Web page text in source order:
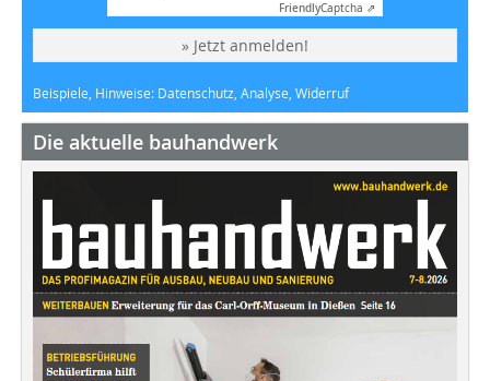
FriendlyCaptcha ⇗
» Jetzt anmelden!
Beispiele, Hinweise: Datenschutz, Analyse, Widerruf
Die aktuelle bauhandwerk